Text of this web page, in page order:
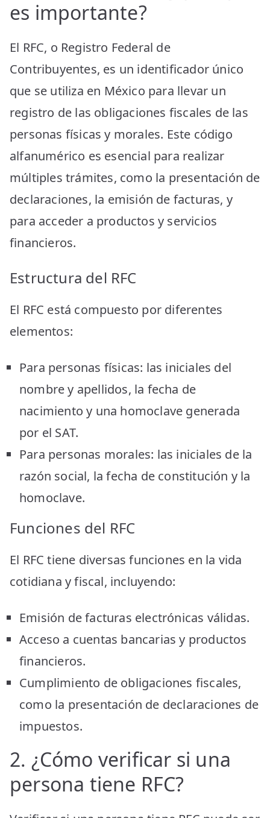
es importante?
El RFC, o Registro Federal de
Contribuyentes, es un identificador único
que se utiliza en México para llevar un
registro de las obligaciones fiscales de las
personas físicas y morales. Este código
alfanumérico es esencial para realizar
múltiples trámites, como la presentación de
declaraciones, la emisión de facturas, y
para acceder a productos y servicios
financieros.
Estructura del RFC
El RFC está compuesto por diferentes
elementos:
Para personas físicas: las iniciales del
nombre y apellidos, la fecha de
nacimiento y una homoclave generada
por el SAT.
Para personas morales: las iniciales de la
razón social, la fecha de constitución y la
homoclave.
Funciones del RFC
El RFC tiene diversas funciones en la vida
cotidiana y fiscal, incluyendo:
Emisión de facturas electrónicas válidas.
Acceso a cuentas bancarias y productos
financieros.
Cumplimiento de obligaciones fiscales,
como la presentación de declaraciones de
impuestos.
2. ¿Cómo verificar si una
persona tiene RFC?